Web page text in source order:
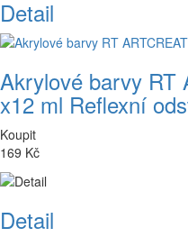
Detail
Akrylové barvy RT
x12 ml Reflexní
Koupit
169 Kč
Detail